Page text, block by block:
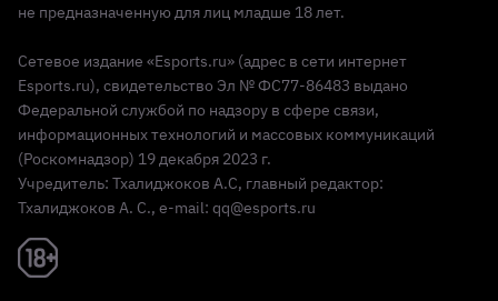
Реклама 18+
не предназначенную для лиц младше 18 лет.
Сетевое издание «Esports.ru» (адрес в сети интернет
Esports.ru), свидетельство Эл № ФС77-86483 выдано
Федеральной службой по надзору в сфере связи,
информационных технологий и массовых коммуникаций
(Роскомнадзор) 19 декабря 2023 г.
Учредитель: Тхалиджоков А.С, главный редактор:
Тхалиджоков А. С., e-mail: qq@esports.ru